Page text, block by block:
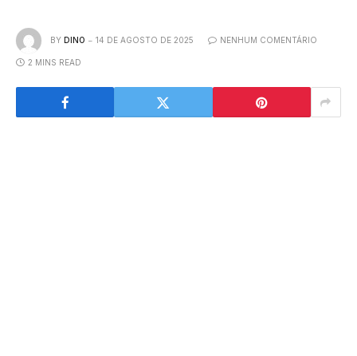
BY DINO 14 DE AGOSTO DE 2025 NENHUM COMENTÁRIO
2 MINS READ